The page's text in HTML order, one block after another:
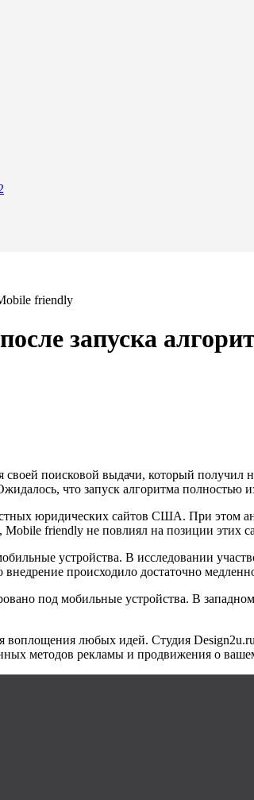
friendly
запуска
поисковой выдачи, который
что запуск алгоритма
юридических сайтов США. При этом
friendly не повлиял на позиции этих
устройства. В исследовании
внедрение происходило достаточно
под мобильные устройства. В
воплощения любых идей. Студия Design2u.ru
методов рекламы и продвижения о вашем